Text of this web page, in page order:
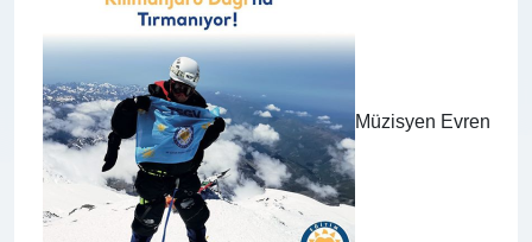
Müzisyen Evren